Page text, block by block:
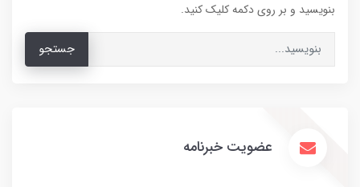
بنویسید و بر روی دکمه کلیک کنید.
جستجو
عضویت خبرنامه